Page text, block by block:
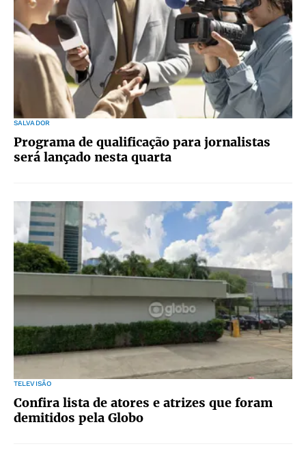
SALVADOR
Programa de qualificação para jornalistas
será lançado nesta quarta
TELEVISÃO
Confira lista de atores e atrizes que foram
demitidos pela Globo